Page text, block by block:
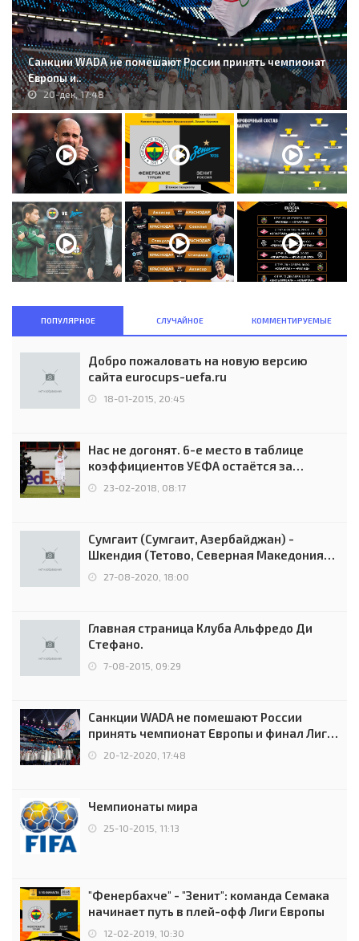
Санкции WADA не помешают России принять чемпионат
Европы и..
20-дек, 17:48
ПОПУЛЯРНОЕ СЛУЧАЙНОЕ КОММЕНТИРУЕМЫЕ
Добро пожаловать на новую версию
сайта eurocups-uefa.ru
18-01-2015, 20:45
Нас не догонят. 6-е место в таблице
коэффициентов УЕФА остаётся за
Россией
23-02-2018, 08:17
Сумгаит (Сумгаит, Азербайджан) -
Шкендия (Тетово, Северная Македония) -
0:2 (0:0)
27-08-2020, 18:00
Главная страница Клуба Альфредо Ди
Стефано.
7-08-2015, 09:29
Санкции WADA не помешают России
принять чемпионат Европы и финал Лиги
чемпионов.
20-12-2020, 17:48
Чемпионаты мира
25-10-2015, 11:13
"Фенербахче" - "Зенит": команда Семака
начинает путь в плей-офф Лиги Европы
12-02-2019, 10:30